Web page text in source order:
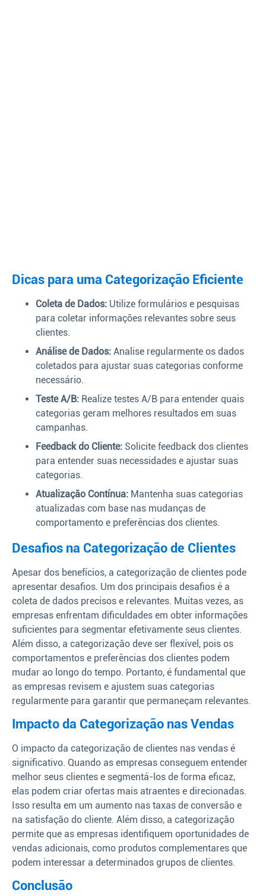
Dicas para uma Categorização Eficiente
Coleta de Dados: Utilize formulários e pesquisas
para coletar informações relevantes sobre seus
clientes.
Análise de Dados: Analise regularmente os dados
coletados para ajustar suas categorias conforme
necessário.
Teste A/B: Realize testes A/B para entender quais
categorias geram melhores resultados em suas
campanhas.
Feedback do Cliente: Solicite feedback dos clientes
para entender suas necessidades e ajustar suas
categorias.
Atualização Contínua: Mantenha suas categorias
atualizadas com base nas mudanças de
comportamento e preferências dos clientes.
Desafios na Categorização de Clientes
Apesar dos benefícios, a categorização de clientes pode
apresentar desafios. Um dos principais desafios é a
coleta de dados precisos e relevantes. Muitas vezes, as
empresas enfrentam dificuldades em obter informações
suficientes para segmentar efetivamente seus clientes.
Além disso, a categorização deve ser flexível, pois os
comportamentos e preferências dos clientes podem
mudar ao longo do tempo. Portanto, é fundamental que
as empresas revisem e ajustem suas categorias
regularmente para garantir que permaneçam relevantes.
Impacto da Categorização nas Vendas
O impacto da categorização de clientes nas vendas é
significativo. Quando as empresas conseguem entender
melhor seus clientes e segmentá-los de forma eficaz,
elas podem criar ofertas mais atraentes e direcionadas.
Isso resulta em um aumento nas taxas de conversão e
na satisfação do cliente. Além disso, a categorização
permite que as empresas identifiquem oportunidades de
vendas adicionais, como produtos complementares que
podem interessar a determinados grupos de clientes.
Conclusão